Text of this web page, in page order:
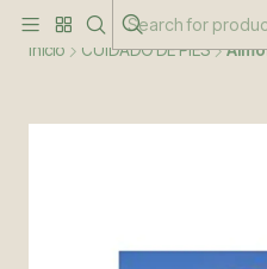
Inicio CUIDADO DE PIES